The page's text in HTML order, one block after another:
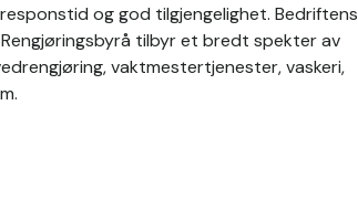
og god tilgjengelighet. Bedriftens
tilbyr et bredt spekter av
vaktmestertjenester, vaskeri,